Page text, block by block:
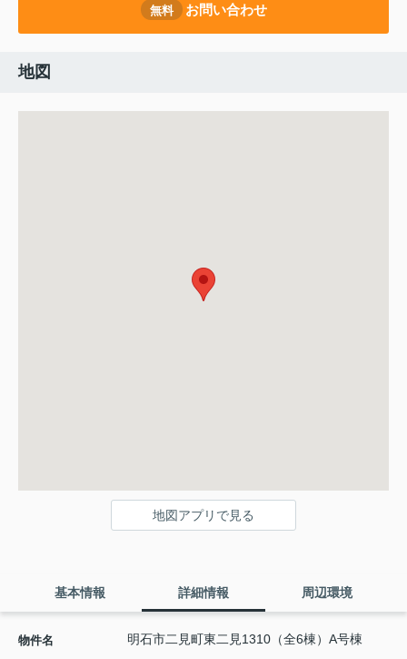
無料 お問い合わせ
地図
地図アプリで見る
基本情報 詳細情報 周辺環境
物件名 明石市二見町東二見1310（全6棟）A号棟